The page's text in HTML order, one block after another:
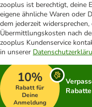
zooplus ist berechtigt, deine
eigene ähnliche Waren oder
dem jederzeit
Übermittlungskosten nach
zooplus Kundenservice
in unserer
10%
Rabatt für
Deine
Anmeldung